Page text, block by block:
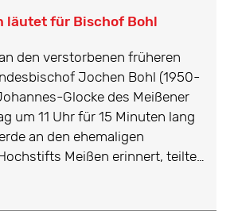
läutet für Bischof Bohl
den verstorbenen früheren
Jochen Bohl (1950-
Glocke des Meißener
um 11 Uhr für 15 Minuten lang
an den ehemaligen
Meißen erinnert, teilte…